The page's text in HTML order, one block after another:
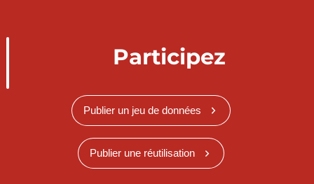
Participez
Publier un jeu de données
Publier une réutilisation